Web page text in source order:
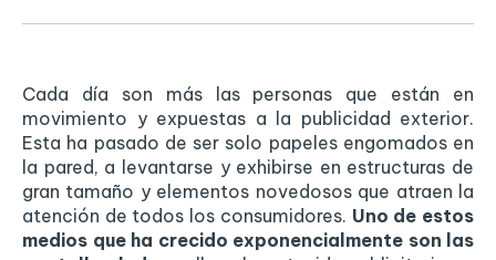
Cada día son más las personas que están en
movimiento y expuestas a la publicidad exterior.
Esta ha pasado de ser solo papeles engomados en
la pared, a levantarse y exhibirse en estructuras de
gran tamaño y elementos novedosos que atraen la
atención de todos los consumidores. Uno de estos
medios que ha crecido exponencialmente son las